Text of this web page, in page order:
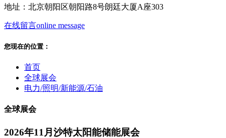
地址：北京朝阳区朝阳路8号朗廷大厦A座303
在线留言online message
您现在的位置：
首页
全球展会
电力/照明/新能源/石油
全球展会
2026年11月沙特太阳能储能展会